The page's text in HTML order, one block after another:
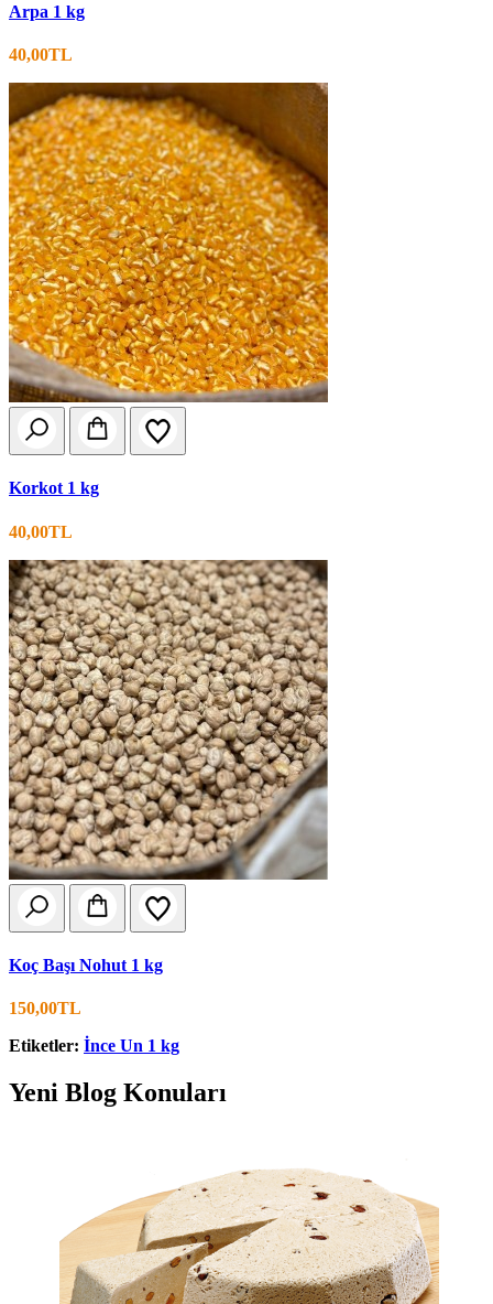
Arpa 1 kg
40,00TL
Korkot 1 kg
40,00TL
Koç Başı Nohut 1 kg
150,00TL
Etiketler: İnce Un 1 kg
Yeni Blog Konuları